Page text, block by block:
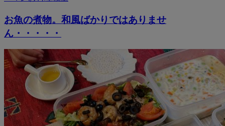
お魚の煮物。和風ばかりではありませ
ん・・・・・